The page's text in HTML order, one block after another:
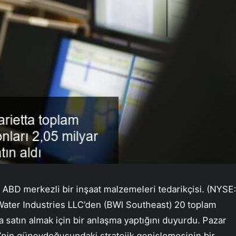
merkezli bir inşaat malzemeleri tedarikçisi. (NYSE:
Industries LLC’den (BWI Southeast) 20 toplam
almak için bir anlaşma yaptığını duyurdu. Pazar